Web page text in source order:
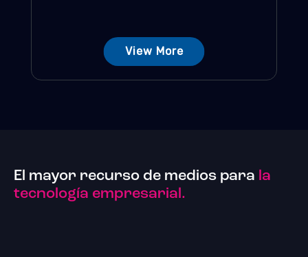
View More
El mayor recurso de medios para la
tecnología empresarial.